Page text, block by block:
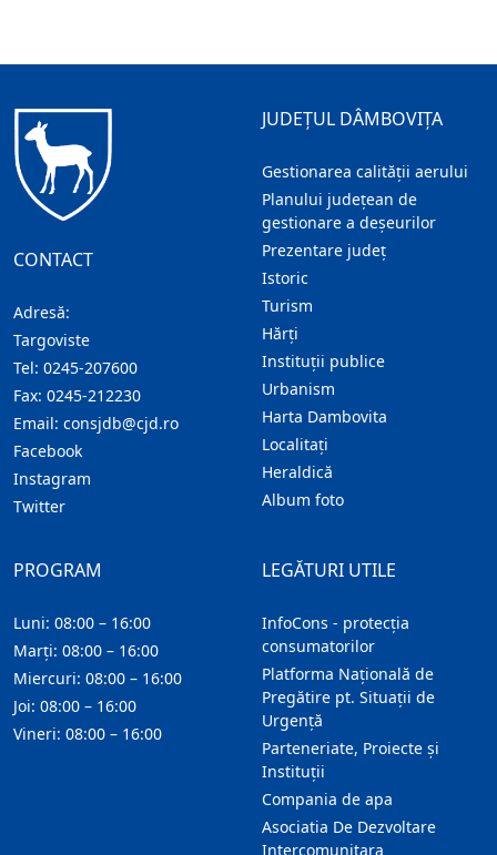
CONTACT
Adresă:
Targoviste
Tel: 0245-207600
Fax: 0245-212230
Email: consjdb@cjd.ro
Facebook
Instagram
Twitter
JUDEȚUL DÂMBOVIȚA
Gestionarea calității aerului
Planului județean de
gestionare a deșeurilor
Prezentare judeţ
Istoric
Turism
Hărţi
Instituţii publice
Urbanism
Harta Dambovita
Localitaţi
Heraldică
Album foto
LEGĂTURI UTILE
InfoCons - protecția
consumatorilor
Platforma Națională de
Pregătire pt. Situații de
Urgență
Parteneriate, Proiecte și
Instituții
Compania de apa
Asociatia De Dezvoltare
Intercomunitara
PROGRAM
Luni: 08:00 – 16:00
Marți: 08:00 – 16:00
Miercuri: 08:00 – 16:00
Joi: 08:00 – 16:00
Vineri: 08:00 – 16:00